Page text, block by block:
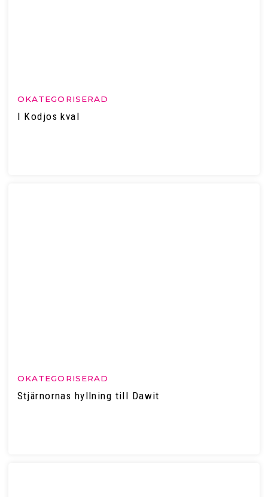
OKATEGORISERAD
I Kodjos kval
OKATEGORISERAD
Stjärnornas hyllning till Dawit